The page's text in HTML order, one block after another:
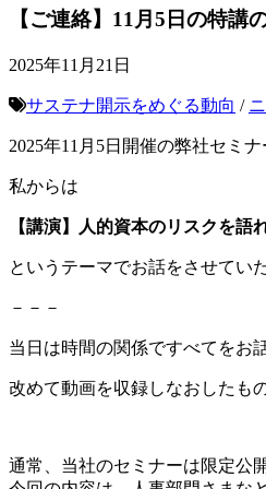
【ご連絡】11月5日の特講
2025年11月21日
サステナ開示をめぐる動向 /
2025年11月5日開催の弊社セミナ
私からは
【講演】人的資本のリスクを
というテーマでお話をさせてい
－－－
当日は時間の関係ですべてをお
改めて動画を収録しなおしたも
通常、当社のセミナーは限定公